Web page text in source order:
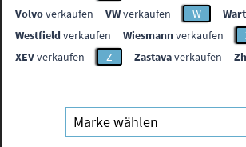
Volvoverkaufen VWverkaufen W
Westfieldverkaufen Wiesmannverkaufen
XEVverkaufen Z Zastavaverkaufen